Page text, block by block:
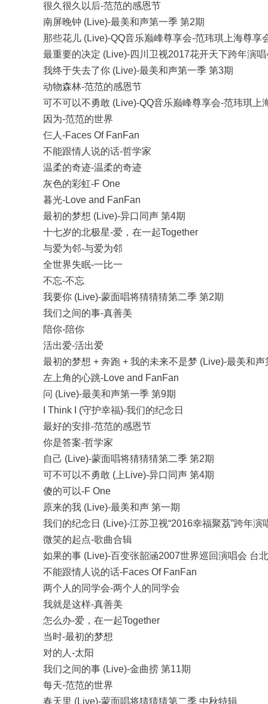
很久很久以后-范范的感恩节
南屏晚钟 (Live)-最美和声第一季 第2期
那些花儿 (Live)-QQ音乐巅峰尊享会-范玮琪上海尊享
最重要的决定 (Live)-四川卫视2017花开天下跨年演唱
我终于失去了你 (Live)-最美和声第一季 第3期
动物森林-范范的感恩节
可不可以不勇敢 (Live)-QQ音乐巅峰尊享会-范玮琪上
因为-范范的世界
仨人-Faces Of FanFan
不能跟情人说的话-哲学家
温柔的奇迹-温柔的奇迹
灰色的彩虹-F One
暮光-Love and FanFan
最初的梦想 (Live)-异口同声 第4期
十七岁的北极星-爱，在一起Together
与爱为邻-与爱为邻
全世界失眠-一比一
不忘-不忘
我要你 (Live)-蒙面唱将猜猜猜第二季 第2期
我们之间的事-真善美
陪你-陪你
活出爱-活出爱
最初的梦想 + 奔跑 + 我的未来不是梦 (Live)-最美和声
左上角的心跳-Love and FanFan
问 (Live)-最美和声第一季 第9期
I Think I (守护幸福)-我们的纪念日
最好的安排-范范的感恩节
你是答案-哲学家
自己 (Live)-蒙面唱将猜猜猜第二季 第2期
可不可以不勇敢 (上Live)-异口同声 第4期
傻的可以-F One
原来的我 (Live)-最美和声 第一期
我们的纪念日 (Live)-江苏卫视“2016幸福聚荔”跨年演
微笑的起点-歌曲合辑
如果的事 (Live)-百变张韶涵2007世界巡回演唱会 台
不能跟情人说的话-Faces Of FanFan
两个人的同学会-两个人的同学会
我就是这样-真善美
怎么办-爱，在一起Together
当时-最初的梦想
对的人-太阳
我们之间的事 (Live)-金曲捞 第11期
每天-范范的世界
春天里 (Live)-蒙面唱将猜猜猜第二季 中秋特辑